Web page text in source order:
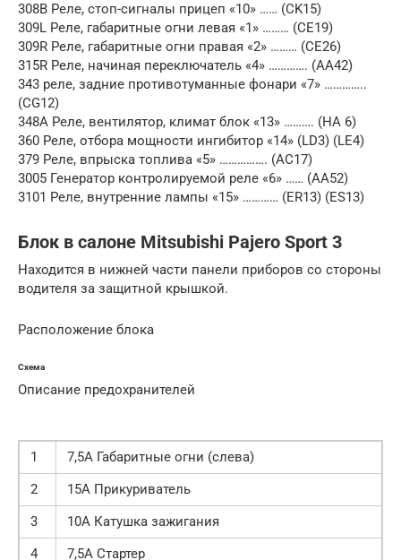
308В Реле, стоп-сигналы прицеп «10» …… (CK15)
309L Реле, габаритные огни левая «1» ……… (CE19)
309R Реле, габаритные огни правая «2» ……… (CE26)
315R Реле, начиная переключатель «4» …………. (AA42)
343 реле, задние противотуманные фонари «7» …………..
(CG12)
348A Реле, вентилятор, климат блок «13» ………. (HA 6)
360 Реле, отбора мощности ингибитор «14» (LD3) (LE4)
379 Реле, впрыска топлива «5» ……………. (AC17)
3005 Генератор контролируемой реле «6» …… (AA52)
3101 Реле, внутренние лампы «15» ………… (ER13) (ES13)
Блок в салоне Mitsubishi Pajero Sport 3
Находится в нижней части панели приборов со стороны
водителя за защитной крышкой.
Расположение блока
Схема
Описание предохранителей
1
7,5А Габаритные огни (слева)
2
15А Прикуриватель
3
10А Катушка зажигания
4
7,5А Стартер